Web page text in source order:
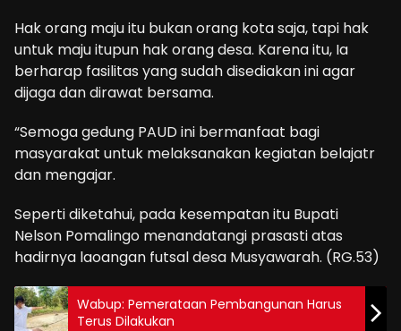
Hak orang maju itu bukan orang kota saja, tapi hak
untuk maju itupun hak orang desa. Karena itu, Ia
berharap fasilitas yang sudah disediakan ini agar
dijaga dan dirawat bersama.
“Semoga gedung PAUD ini bermanfaat bagi
masyarakat untuk melaksanakan kegiatan belajatr
dan mengajar.
Seperti diketahui, pada kesempatan itu Bupati
Nelson Pomalingo menandatangi prasasti atas
hadirnya laoangan futsal desa Musyawarah. (RG.53)
Wabup: Pemerataan Pembangunan Harus
Terus Dilakukan